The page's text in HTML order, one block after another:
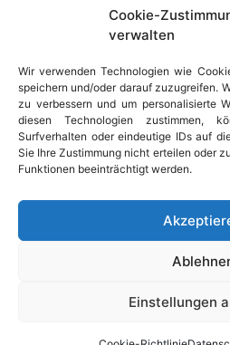
Cookie-
verwalten
Wir verwenden Technologien wie
speichern und/oder darauf zuzugreifen.
zu verbessern und um personalisierte
diesen Technologien zustimmen,
Surfverhalten oder eindeutige IDs auf
Sie Ihre Zustimmung nicht erteilen oder
Funktionen beeinträchtigt werden.
Einstellungen
Urlaub in Deutschland